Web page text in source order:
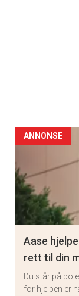
ANNONSE
Aase
rett til din
Du står på
for hjelpen er